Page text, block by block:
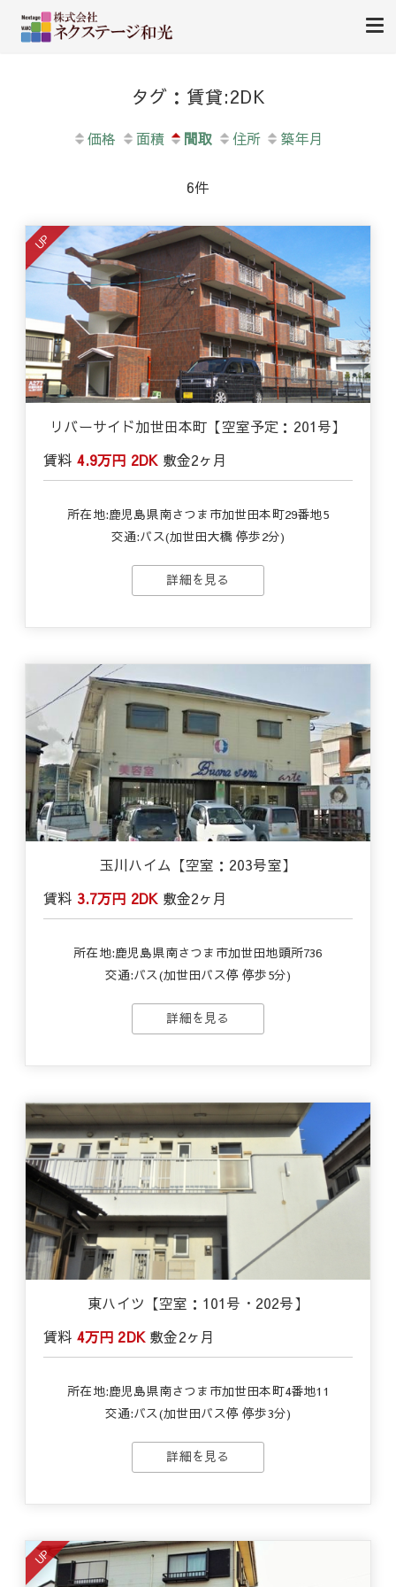
ま市加世田の不動産（売買・
賃貸）
タグ：賃貸:2DK
価格 面積 間取 住所 築年月
6件
UP
リバーサイド加世田本町【空室予定：201号】
賃料 4.9万円 2DK 敷金2ヶ月
所在地:鹿児島県南さつま市加世田本町29番地5
交通:バス(加世田大橋 停歩2分)
詳細を見る
玉川ハイム【空室：203号室】
賃料 3.7万円 2DK 敷金2ヶ月
所在地:鹿児島県南さつま市加世田地頭所736
交通:バス(加世田バス停 停歩5分)
詳細を見る
東ハイツ【空室：101号・202号】
賃料 4万円 2DK 敷金2ヶ月
所在地:鹿児島県南さつま市加世田本町4番地11
交通:バス(加世田バス停 停歩3分)
詳細を見る
UP